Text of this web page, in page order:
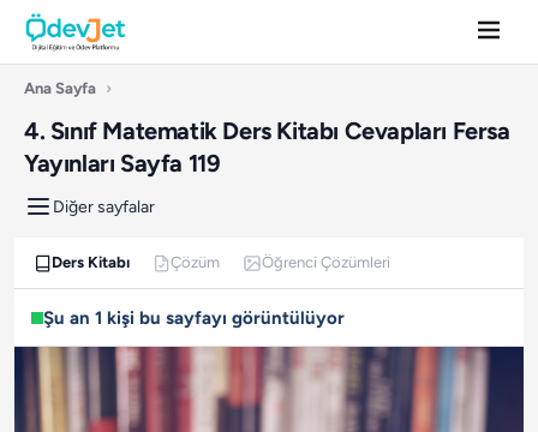
Ana Sayfa ›
4. Sınıf Matematik Ders Kitabı Cevapları Fersa
Yayınları Sayfa 119
Diğer sayfalar
Ders Kitabı Çözüm Öğrenci Çözümleri
Şu an 1 kişi bu sayfayı görüntülüyor